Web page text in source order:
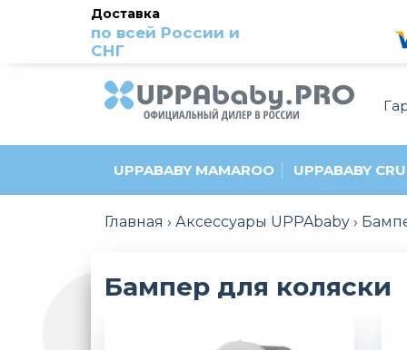
Доставка
по всей России и
СНГ
UPPABABY MAMAROO UPPABABY
Главная Аксессуары UPPAbaby
Бампер для коляски